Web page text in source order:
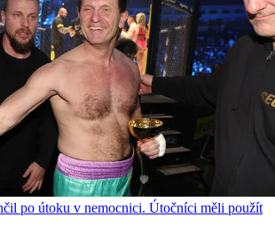
po útoku v nemocnici. Útočníci měli použít